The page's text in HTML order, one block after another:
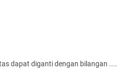
dapat diganti dengan bilangan ....